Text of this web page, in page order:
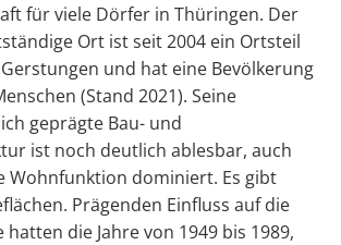
für viele Dörfer in Thüringen. Der
Ort ist seit 2004 ein Ortsteil
und hat eine Bevölkerung
(Stand 2021). Seine
geprägte Bau- und
ist noch deutlich ablesbar, auch
Wohnfunktion dominiert. Es gibt
Prägenden Einfluss auf die
die Jahre von 1949 bis 1989,